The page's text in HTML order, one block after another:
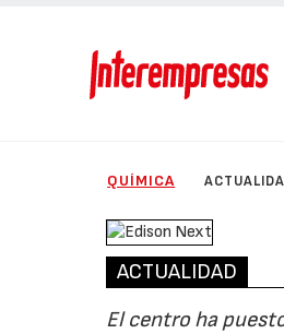
QUÍMICA
ACTUALIDAD
El centro ha